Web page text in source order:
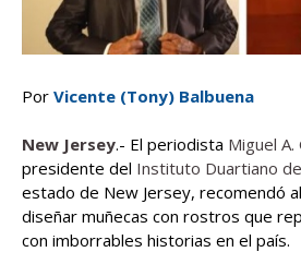
Por Vicente (Tony) Balbuena
New Jersey.- El periodista Miguel A.
presidente del Instituto Duartiano
estado de New Jersey, recomendó
diseñar muñecas con rostros que
con imborrables historias en el país.